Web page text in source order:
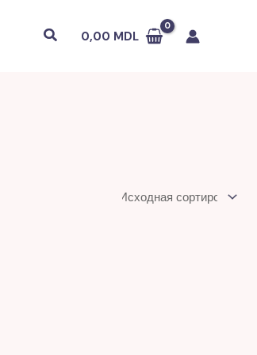
Поиск0,00 MDL